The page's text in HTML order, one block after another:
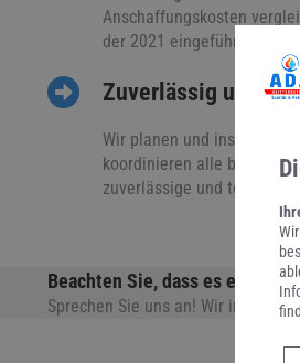
Anschaffungskosten
der 2021 eingeführten
Zuverlässig und
Wir planen und
koordinieren alle
zuverlässige und
Beachten Sie, dass es
Sprechen Sie uns an! Wir